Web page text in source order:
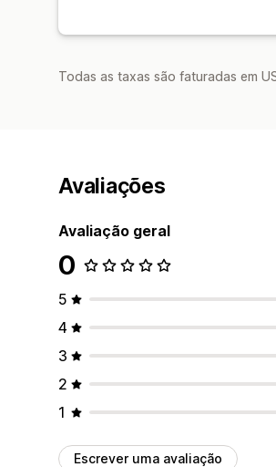
Todas as taxas são faturadas em
Avaliações
Avaliação geral
0
5
4
3
2
1
Escrever uma avaliação